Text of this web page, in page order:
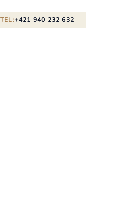
TEL:+421 940 232 632